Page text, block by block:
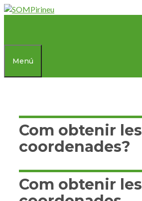
Vés
Menú
Com obtenir les
coordenades?
Com obtenir les